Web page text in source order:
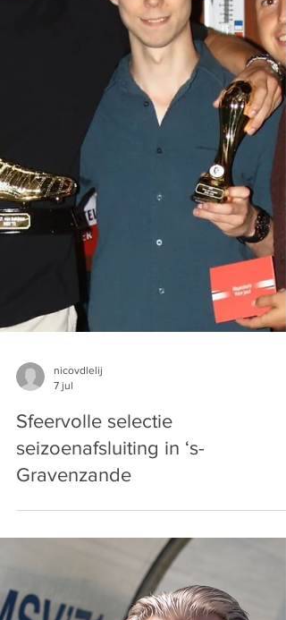
Sfeervolle selectie
seizoenafsluiting in ‘s-